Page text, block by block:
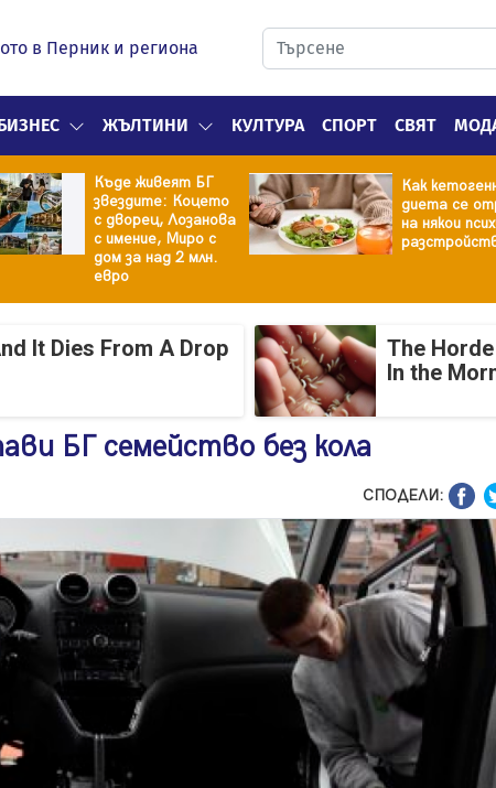
в Перник и региона
ЖЪЛТИНИ КУЛТУРА СПОРТ СВЯТ
Къде живеят БГ
звездите: Коцето
с дворец, Лозанова
с имение, Миро с
дом за над 2 млн.
евро
Как
диета се
на някои
It Dies From A Drop
The
In the
БГ семейство без кола
СПОДЕЛИ: